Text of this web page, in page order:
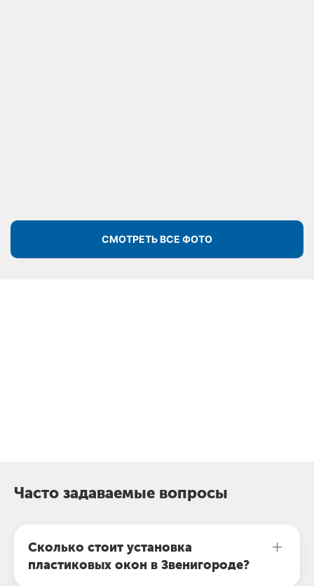
СМОТРЕТЬ ВСЕ ФОТО
Часто задаваемые вопросы
Сколько стоит установка
пластиковых окон в Звенигороде?